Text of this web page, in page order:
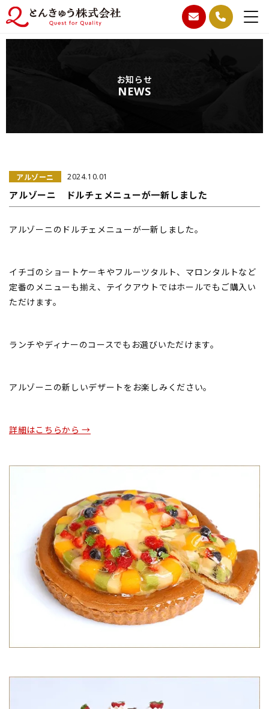
お知らせ
NEWS
アルゾーニ 2024.10.01
アルゾーニ ドルチェメニューが一新しました
アルゾーニのドルチェメニューが一新しました。
イチゴのショートケーキやフルーツタルト、マロンタルトなど
定番のメニューも揃え、テイクアウトではホールでもご購入い
ただけます。
ランチやディナーのコースでもお選びいただけます。
アルゾーニの新しいデザートをお楽しみください。
詳細はこちらから →